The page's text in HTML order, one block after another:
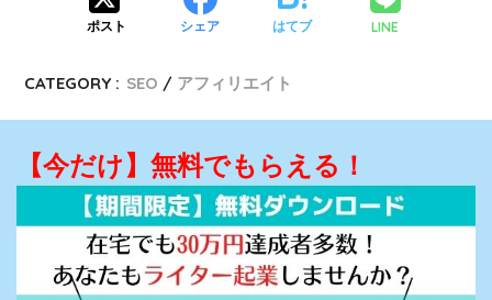
ポスト シェア はてブ LINE
CATEGORY : SEO アフィリエイト
【今だけ】無料でもらえる！